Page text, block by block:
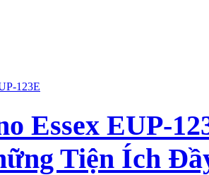
Essex EUP-
Tiện Ích